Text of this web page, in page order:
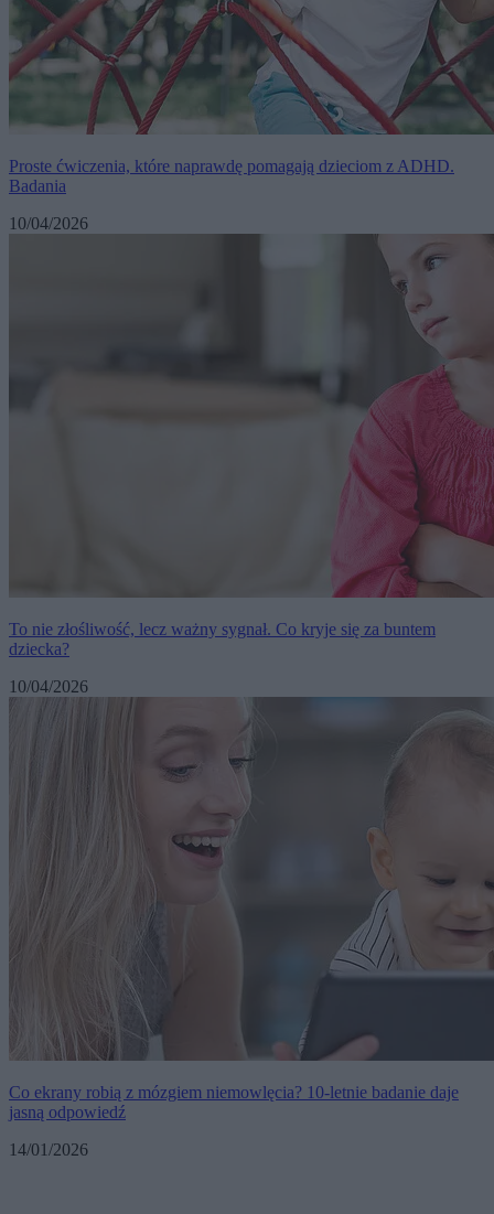
Proste ćwiczenia, które naprawdę pomagają dzieciom z ADHD.
Badania
10/04/2026
To nie złośliwość, lecz ważny sygnał. Co kryje się za buntem
dziecka?
10/04/2026
Co ekrany robią z mózgiem niemowlęcia? 10-letnie badanie daje
jasną odpowiedź
14/01/2026